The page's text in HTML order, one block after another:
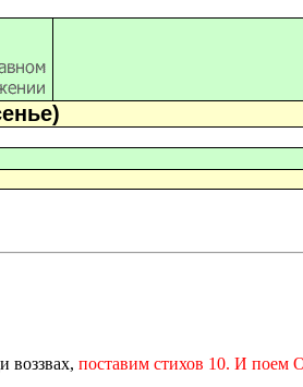
воззвах, поставим стихов 10. И поем